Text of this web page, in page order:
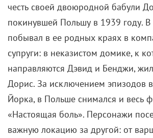
честь своей двоюродной бабули
покинувшей Польшу в 1939 году.
побывал в ее родных краях в
супруги: в неказистом домике, к
направляются Дэвид и Бенджи,
Дорис. За исключением эпизодов
Йорка, в Польше снимался и весь
«Настоящая боль». Персонажи
важную локацию за другой: от